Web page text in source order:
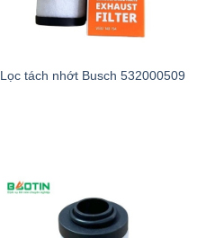
Lọc tách nhớt Busch 532000509